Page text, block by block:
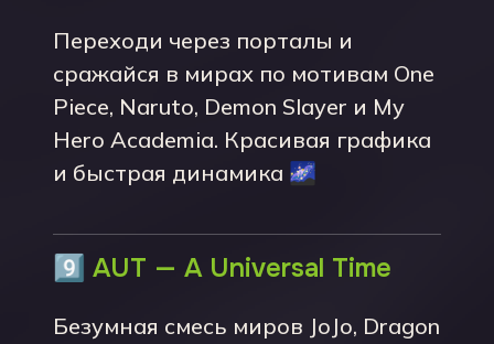
Переходи через порталы и
сражайся в мирах по мотивам One
Piece, Naruto, Demon Slayer и My
Hero Academia. Красивая графика
и быстрая динамика 🌌
9️⃣ AUT — A Universal Time
Безумная смесь миров JoJo, Dragon